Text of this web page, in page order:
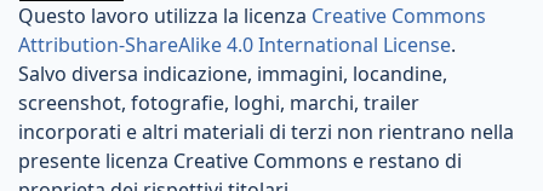
Questo lavoro utilizza la licenza Creative Commons
Attribution-ShareAlike 4.0 International License.
Salvo diversa indicazione, immagini, locandine,
screenshot, fotografie, loghi, marchi, trailer
incorporati e altri materiali di terzi non rientrano nella
presente licenza Creative Commons e restano di